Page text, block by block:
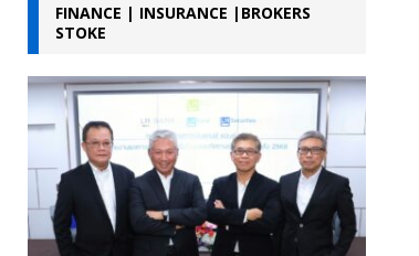
FINANCE | INSURANCE |BROKERS
STOKE